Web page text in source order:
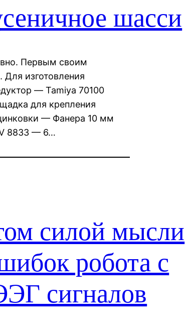
шасси
Первым своим
изготовления
— Tamiya 70100
для крепления
— Фанера 10 мм
8833 — 6…
силой мысли
робота с
сигналов